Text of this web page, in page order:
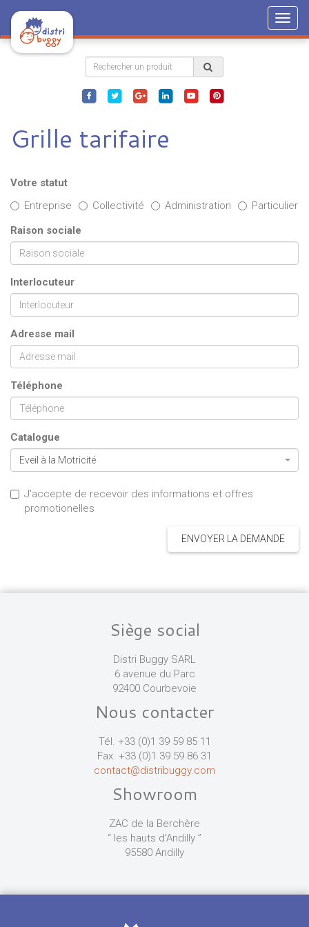
Grille tarifaire
Votre statut
Entreprise
Collectivité Administration
Particulier
Raison sociale
Interlocuteur
Adresse mail
Téléphone
Catalogue
Eveil à la Motricité
J'accepte de recevoir des informations et offres
promotionelles
ENVOYER LA DEMANDE
Siège social
Distri Buggy SARL
6 avenue du Parc
92400 Courbevoie
Nous contacter
Tél. +33 (0)1 39 59 85 11
Fax. +33 (0)1 39 59 86 31
contact@distribuggy.com
Showroom
ZAC de la Berchère
“ les hauts d'Andilly ”
95580 Andilly